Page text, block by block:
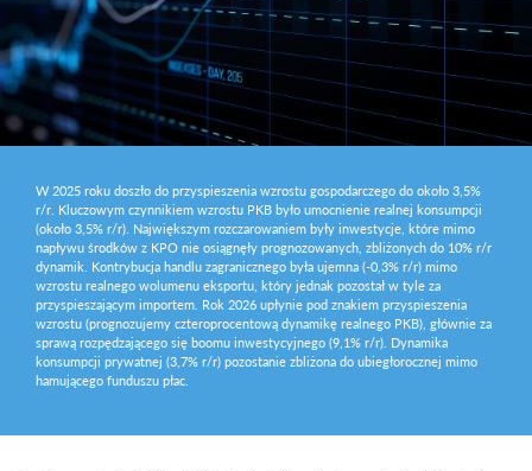
W 2025 roku doszło do przyspieszenia wzrostu gospodarczego do około 3,5%
r/r. Kluczowym czynnikiem wzrostu PKB było umocnienie realnej konsumpcji
(około 3,5% r/r). Największym rozczarowaniem były inwestycje, które mimo
napływu środków z KPO nie osiągnęły prognozowanych, zbliżonych do 10% r/r
dynamik. Kontrybucja handlu zagranicznego była ujemna (-0,3% r/r) mimo
wzrostu realnego wolumenu eksportu, który jednak pozostał w tyle za
przyspieszającym importem. Rok 2026 upłynie pod znakiem przyspieszenia
wzrostu (prognozujemy czteroprocentową dynamikę realnego PKB), głównie za
sprawą rozpędzającego się boomu inwestycyjnego (9,1% r/r). Dynamika
konsumpcji prywatnej (3,7% r/r) pozostanie zbliżona do ubiegłorocznej mimo
hamującego funduszu płac.